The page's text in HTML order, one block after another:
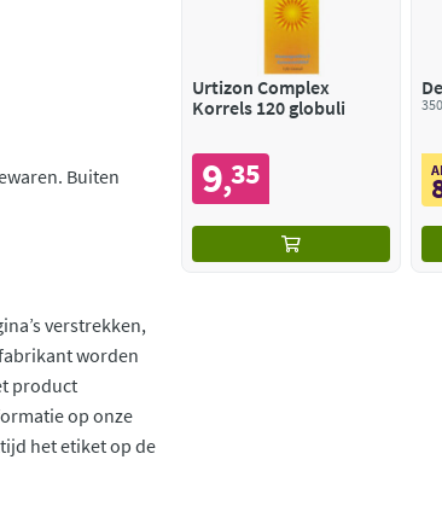
Buiten
verstrekken,
worden
product
op onze
het etiket op de
Urtizon Complex
Korrels 120 globuli
9,35